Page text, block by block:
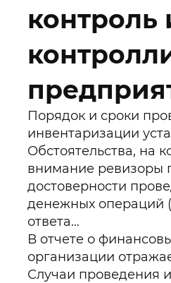
контроль
Порядок и сроки
инвентаризации
Обстоятельства, на
внимание ревизоры
достоверности
денежных операций
ответа…
В отчете о
организации
Случаи проведения